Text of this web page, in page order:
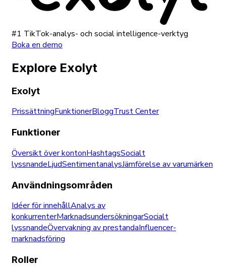
#1 TikTok-analys- och social intelligence-verktyg
Boka en demo
Explore Exolyt
Exolyt
PrissättningFunktionerBloggTrust Center
Funktioner
Översikt över kontonHashtagsSocialt
lyssnandeLjudSentimentanalysJämförelse av varumärken
Användningsområden
Idéer för innehållAnalys av
konkurrenterMarknadsundersökningarSocialt
lyssnandeÖvervakning av prestandaInfluencer-
marknadsföring
Roller